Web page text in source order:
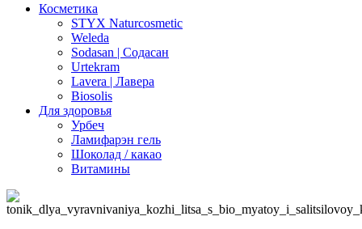
Косметика
STYX Naturcosmetic
Weleda
Sodasan | Содасан
Urtekram
Lavera | Лавера
Biosolis
Для здоровья
Урбеч
Ламифарэн гель
Шоколад / какао
Витамины